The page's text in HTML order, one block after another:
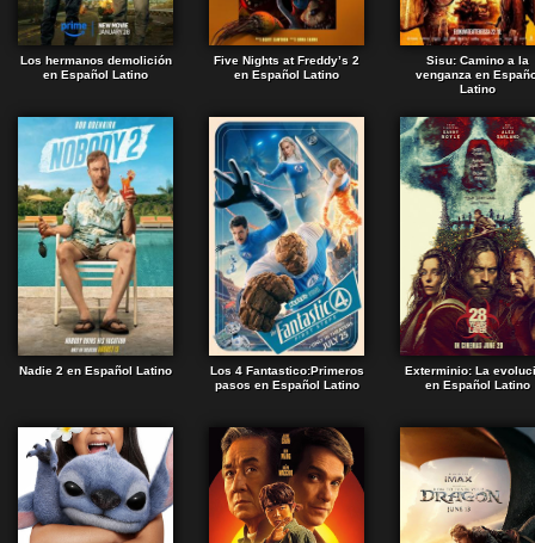
Los hermanos demolición
en Español Latino
Five Nights at Freddy’s 2
en Español Latino
Sisu: Camino a la
venganza en
Latino
Nadie 2 en Español Latino
Los 4 Fantastico:Primeros
pasos en Español Latino
Exterminio: La
en Español Latino